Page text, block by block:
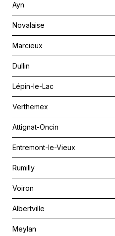
Ayn
Novalaise
Marcieux
Dullin
Lépin-le-Lac
Verthemex
Attignat-Oncin
Entremont-le-Vieux
Rumilly
Voiron
Albertville
Meylan